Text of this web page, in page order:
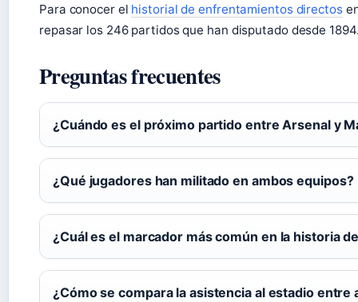
Para conocer el historial de enfrentamientos directos
repasar los 246 partidos que han disputado desde
Preguntas frecuentes
¿Cuándo es el próximo partido entre Arsenal y
¿Qué jugadores han militado en ambos equipos?
¿Cuál es el marcador más común en la historia
¿Cómo se compara la asistencia al estadio entre